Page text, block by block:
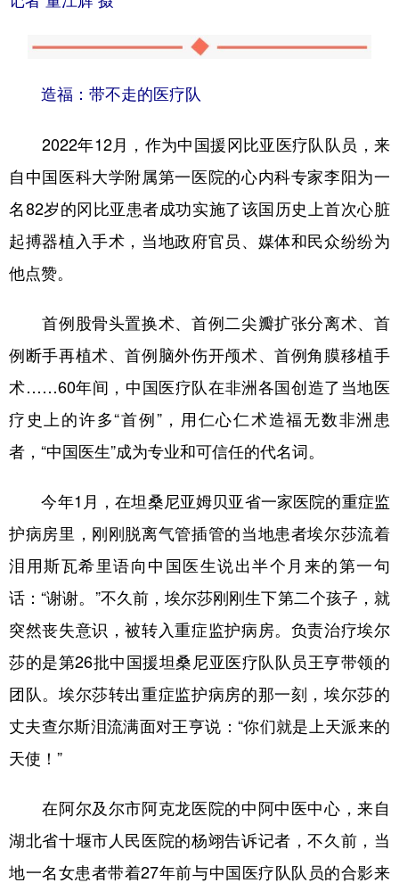
造福：带不走的医疗队
2022年12月，作为中国援冈比亚医疗队队员，来
自中国医科大学附属第一医院的心内科专家李阳为一
名82岁的冈比亚患者成功实施了该国历史上首次心脏
起搏器植入手术，当地政府官员、媒体和民众纷纷为
他点赞。
首例股骨头置换术、首例二尖瓣扩张分离术、首
例断手再植术、首例脑外伤开颅术、首例角膜移植手
术……60年间，中国医疗队在非洲各国创造了当地医
疗史上的许多“首例”，用仁心仁术造福无数非洲患
者，“中国医生”成为专业和可信任的代名词。
今年1月，在坦桑尼亚姆贝亚省一家医院的重症监
护病房里，刚刚脱离气管插管的当地患者埃尔莎流着
泪用斯瓦希里语向中国医生说出半个月来的第一句
话：“谢谢。”不久前，埃尔莎刚刚生下第二个孩子，就
突然丧失意识，被转入重症监护病房。负责治疗埃尔
莎的是第26批中国援坦桑尼亚医疗队队员王亨带领的
团队。埃尔莎转出重症监护病房的那一刻，埃尔莎的
丈夫查尔斯泪流满面对王亨说：“你们就是上天派来的
天使！”
在阿尔及尔市阿克龙医院的中阿中医中心，来自
湖北省十堰市人民医院的杨翊告诉记者，不久前，当
地一名女患者带着27年前与中国医疗队队员的合影来